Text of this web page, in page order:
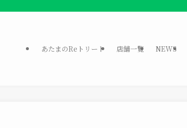
あたまのReトリート 店舗一覧 NEWS